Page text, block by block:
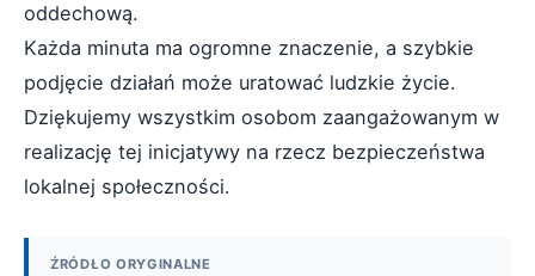
oddechową.
Każda minuta ma ogromne znaczenie, a szybkie
podjęcie działań może uratować ludzkie życie.
Dziękujemy wszystkim osobom zaangażowanym w
realizację tej inicjatywy na rzecz bezpieczeństwa
lokalnej społeczności.
ŹRÓDŁO ORYGINALNE